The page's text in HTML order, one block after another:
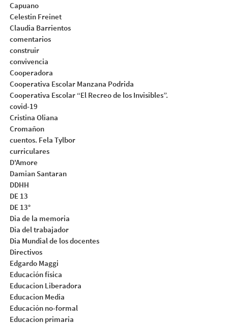
Capuano
Celestin Freinet
Claudia Barrientos
comentarios
construir
convivencia
Cooperadora
Cooperativa Escolar Manzana Podrida
Cooperativa Escolar “El Recreo de los Invisibles”.
covid-19
Cristina Oliana
Cromañon
cuentos. Fela Tylbor
curriculares
D'Amore
Damian Santaran
DDHH
DE 13
DE 13°
Dia de la memoria
Dia del trabajador
Dia Mundial de los docentes
Directivos
Edgardo Maggi
Educación física
Educacion Liberadora
Educacion Media
Educación no-formal
Educacion primaria